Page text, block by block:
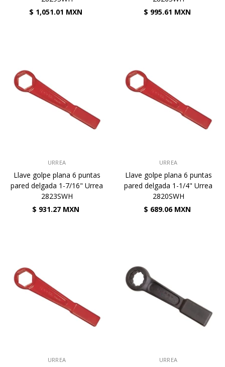
$ 1,051.01 MXN
$ 995.61 MXN
URREA
Llave golpe plana 6 puntas
pared delgada 1-7/16" Urrea
2823SWH
$ 931.27 MXN
URREA
Llave golpe plana 6 puntas
pared delgada 1-1/4" Urrea
2820SWH
$ 689.06 MXN
URREA URREA